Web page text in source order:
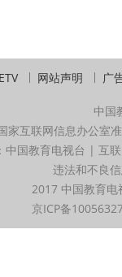
网站声明 广
中国
家互联网信息办公室
中国教育电视台 | 互
违法和不良
2017 中国教育
京ICP备